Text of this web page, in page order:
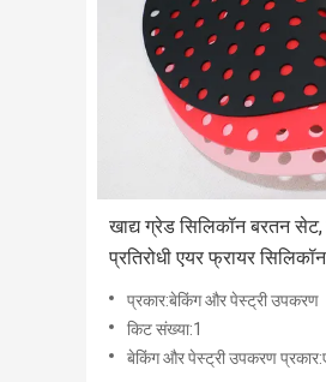
खाद्य ग्रेड सिलिकॉन बरतन सेट,
प्रतिरोधी एयर फ्रायर
प्रकार:बेकिंग और पेस्ट्री उपकरण
किट संख्या:1
बेकिंग और पेस्ट्री उपकरण